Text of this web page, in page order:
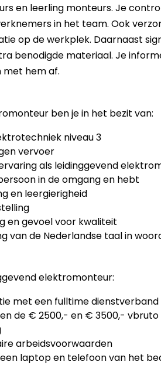
en leerling monteurs. Je
in het team. Ook
op de werkplek. Daarnaast
benodigde materiaal. Je
hem af.
ben je in het bezit van:
niveau 3
vervoer
als leidinggevend
in de omgang en hebt
en leergierigheid
en gevoel voor kwaliteit
van de Nederlandse taal in
elektromonteur:
met een fulltime dienstverband
de € 2500,- en € 3500,-
arbeidsvoorwaarden
laptop en telefoon van het